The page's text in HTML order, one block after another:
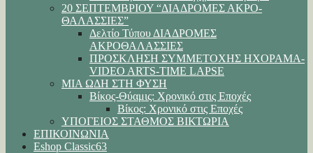
20 ΣΕΠΤΕΜΒΡΙΟΥ “ΔΙΑΔΡΟΜΕΣ ΑΚΡΟ-
ΘΑΛΑΣΣΙΕΣ”
Δελτίο Τύπου ΔΙΑΔΡΟΜΕΣ
ΑΚΡΟΘΑΛΑΣΣΙΕΣ
ΠΡΟΣΚΛΗΣΗ ΣΥΜΜΕΤΟΧΗΣ ΗΧΟΡΑΜΑ-
VIDEO ARTS-TIME LAPSE
ΜΙΑ ΩΔΗ ΣΤΗ ΦΥΣΗ
Βίκος-Θύαμις: Χρονικό στις Εποχές
Βίκος: Χρονικό στις Εποχές
ΥΠΟΓΕΙΟΣ ΣΤΑΘΜΟΣ ΒΙΚΤΩΡΙΑ
ΕΠΙΚΟΙΝΩΝΙΑ
Eshop Classic63